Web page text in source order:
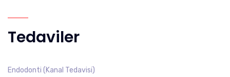
Tedaviler
Endodonti (Kanal Tedavisi)